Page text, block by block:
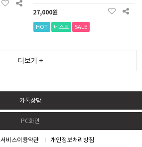
27,000원
HOT 베스트 SALE
더보기 +
카톡상담
PC화면
서비스이용약관 개인정보처리방침